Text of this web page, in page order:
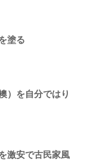
塗る
）を自分ではり
激安で古民家風